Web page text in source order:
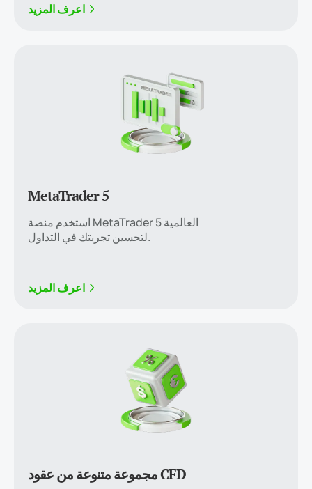
اعرف المزيد
MetaTrader 5
استخدم منصة MetaTrader 5 العالمية
لتحسين تجربتك في التداول.
اعرف المزيد
مجموعة متنوعة من عقود CFD